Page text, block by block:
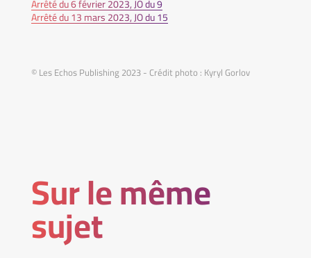
Arrêté du 6 février 2023, JO du 9
Arrêté du 13 mars 2023, JO du 15
© Les Echos Publishing 2023 - Crédit photo : Kyryl Gorlov
Sur le même
sujet